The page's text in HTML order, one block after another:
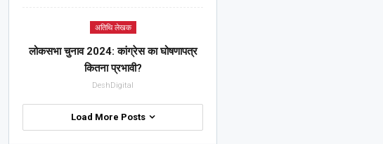
अतिथि लेखक
लोकसभा चुनाव 2024: कांग्रेस का घोषणापत्र
कितना प्रभावी?
DeshDigital
Load More Posts